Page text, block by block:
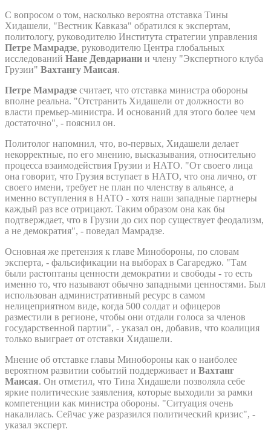
С вопросом о том, насколько вероятна отставка Тины
Хидашели, "Вестник Кавказа" обратился к экспертам,
политологу, руководителю Института стратегии управления
Петре Мамрадзе, руководителю Центра глобальных
исследований Нане Девдариани и члену "Экспертного клуба
Грузии" Вахтангу Маисая.
Петре Мамрадзе считает, что отставка министра обороны
вполне реальна. "Отстранить Хидашели от должности во
власти премьер-министра. И оснований для этого более чем
достаточно", - пояснил он.
Политолог напомнил, что, во-первых, Хидашели делает
некорректные, по его мнению, высказывания, относительно
процесса взаимодействия Грузии и НАТО. "От своего лица
она говорит, что Грузия вступает в НАТО, что она лично, от
своего имени, требует не план по членству в альянсе, а
именно вступления в НАТО - хотя наши западные партнеры
каждый раз все отрицают. Таким образом она как бы
подтверждает, что в Грузии до сих пор существует феодализм,
а не демократия", - поведал Мамрадзе.
Основная же претензия к главе Минобороны, по словам
эксперта, - фальсификации на выборах в Сагареджо. "Там
были растоптаны ценности демократии и свободы - то есть
именно то, что называют обычно западными ценностями. Был
использован административный ресурс в самом
нелицеприятном виде, когда 500 солдат и офицеров
разместили в регионе, чтобы они отдали голоса за членов
государственной партии", - указал он, добавив, что коалиция
только выиграет от отставки Хидашели.
Мнение об отставке главы Минобороны как о наиболее
вероятном развитии событий поддерживает и Вахтанг
Маисая. Он отметил, что Тина Хидашели позволяла себе
яркие политические заявления, которые выходили за рамки
компетенции как министра обороны. "Ситуация очень
накалилась. Сейчас уже разразился политический кризис", -
указал эксперт.